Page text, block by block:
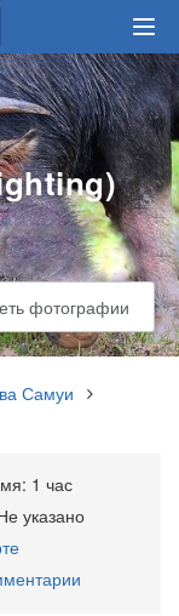
фотографии
Самуи
1 час
указано